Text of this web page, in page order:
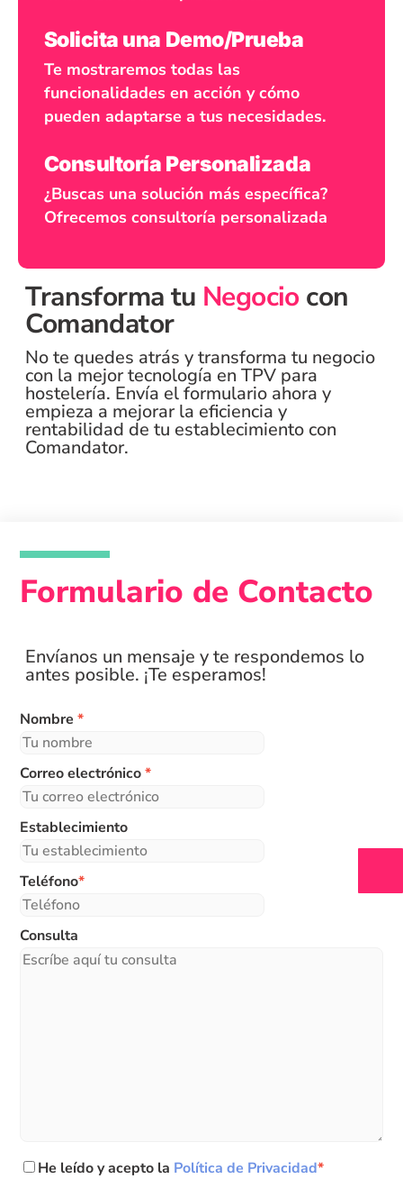
Solicita una Demo/Prueba
Te mostraremos todas las
funcionalidades en acción y cómo
pueden adaptarse a tus necesidades.
Consultoría Personalizada
¿Buscas una solución más específica?
Ofrecemos consultoría personalizada
Transforma tu Negociocon
Comandator
No te quedes atrás y transforma tu negocio
con la mejor tecnología en TPV para
hostelería. Envía el formulario ahora y
empieza a mejorar la eficiencia y
rentabilidad de tu establecimiento con
Comandator.
Formulario de Contacto
Envíanos un mensaje y te respondemos lo
antes posible. ¡Te esperamos!
Nombre*
Correo electrónico*
Establecimiento
Teléfono*
Consulta
He leído y acepto la Política de Privacidad*